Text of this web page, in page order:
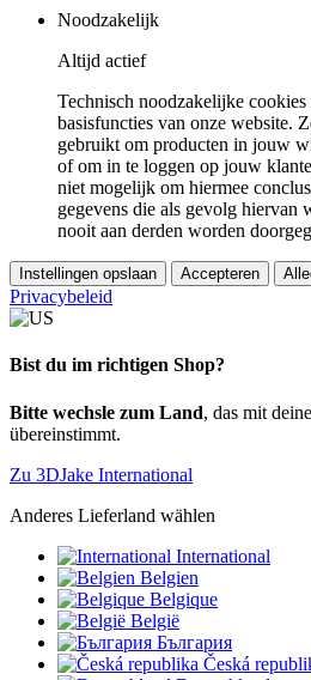
Noodzakelijk
Altijd actief
Technisch noodzakelijke
basisfuncties van onze website.
gebruikt om producten in jouw
of om in te loggen op jouw
niet mogelijk om hiermee
gegevens die als gevolg hiervan
nooit aan derden worden
Instellingen opslaan Accepteren
Privacybeleid
Bist du im richtigen Shop?
Bitte wechsle zum Land, das mit
übereinstimmt.
Zu 3DJake International
Anderes Lieferland wählen
International
Belgien
Belgique
België
България
Česká